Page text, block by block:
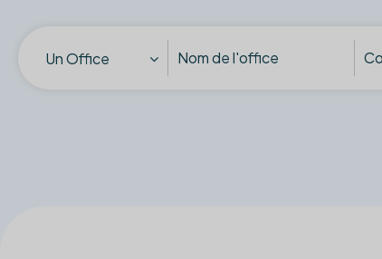
Un Office